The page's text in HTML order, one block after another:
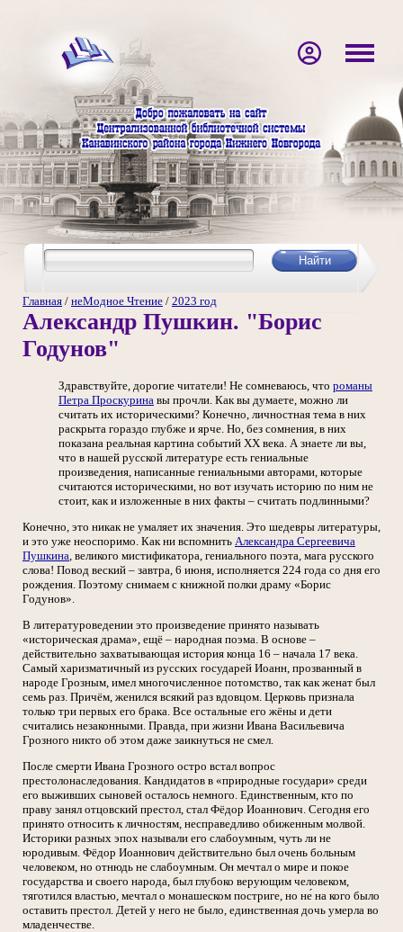
Главная / неМодное Чтение / 2023 год
Александр Пушкин. "Борис
Годунов"
Здравствуйте, дорогие читатели! Не сомневаюсь, что романы
Петра Проскурина вы прочли. Как вы думаете, можно ли
считать их историческими? Конечно, личностная тема в них
раскрыта гораздо глубже и ярче. Но, без сомнения, в них
показана реальная картина событий XX века. А знаете ли вы,
что в нашей русской литературе есть гениальные
произведения, написанные гениальными авторами, которые
считаются историческими, но вот изучать историю по ним не
стоит, как и изложенные в них факты – считать подлинными?
Конечно, это никак не умаляет их значения. Это шедевры литературы,
и это уже неоспоримо. Как ни вспомнить Александра Сергеевича
Пушкина, великого мистификатора, гениального поэта, мага русского
слова! Повод веский – завтра, 6 июня, исполняется 224 года со дня его
рождения. Поэтому снимаем с книжной полки драму «Борис
Годунов».
В литературоведении это произведение принято называть
«историческая драма», ещё – народная поэма. В основе –
действительно захватывающая история конца 16 – начала 17 века.
Самый харизматичный из русских государей Иоанн, прозванный в
народе Грозным, имел многочисленное потомство, так как женат был
семь раз. Причём, женился всякий раз вдовцом. Церковь признала
только три первых его брака. Все остальные его жёны и дети
считались незаконными. Правда, при жизни Ивана Васильевича
Грозного никто об этом даже заикнуться не смел.
После смерти Ивана Грозного остро встал вопрос
престолонаследования. Кандидатов в «природные государи» среди
его выживших сыновей осталось немного. Единственным, кто по
праву занял отцовский престол, стал Фёдор Иоаннович. Сегодня его
принято относить к личностям, несправедливо обиженным молвой.
Историки разных эпох называли его слабоумным, чуть ли не
юродивым. Фёдор Иоаннович действительно был очень больным
человеком, но отнюдь не слабоумным. Он мечтал о мире и покое
государства и своего народа, был глубоко верующим человеком,
тяготился властью, мечтал о монашеском постриге, но не́ на кого было
оставить престол. Детей у него не было, единственная дочь умерла во
младенчестве.